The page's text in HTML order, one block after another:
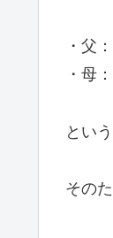
・父
・母
とい
そのた